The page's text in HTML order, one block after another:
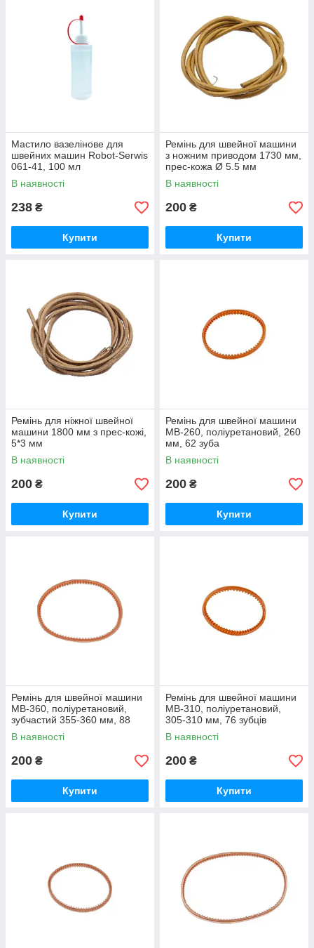
Мастило вазелінове для
швейних машин Robot-Serwis
061-41, 100 мл
В наявності
238 ₴
Купити
Ремінь для швейної машини
з ножним приводом 1730 мм,
прес-кожа Ø 5.5 мм
В наявності
200 ₴
Купити
Ремінь для ніжної швейної
машини 1800 мм з прес-кожі,
5*3 мм
В наявності
200 ₴
Купити
Ремінь для швейної машини
MB-260, поліуретановий, 260
мм, 62 зуба
В наявності
200 ₴
Купити
Ремінь для швейної машини
MB-360, поліуретановий,
зубчастий 355-360 мм, 88
зубців
В наявності
200 ₴
Купити
Ремінь для швейної машини
MB-310, поліуретановий,
305-310 мм, 76 зубців
В наявності
200 ₴
Купити